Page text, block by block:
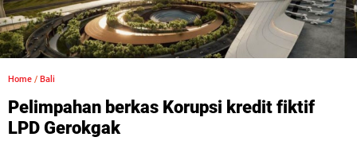
Home / Bali
Pelimpahan berkas Korupsi kredit fiktif
LPD Gerokgak